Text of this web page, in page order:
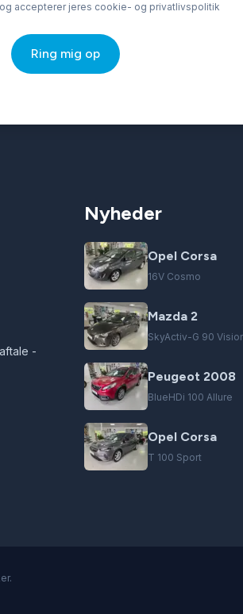
accepterer jeres cookie- og privatlivspolitik
Ring mig op
-
Nyheder
Opel Corsa
16V Cosmo
Mazda 2
SkyActiv-G 90
Peugeot 2008
BlueHDi 100 Allure
Opel Corsa
T 100 Sport